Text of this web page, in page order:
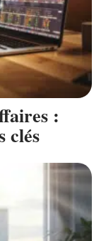
:
clés